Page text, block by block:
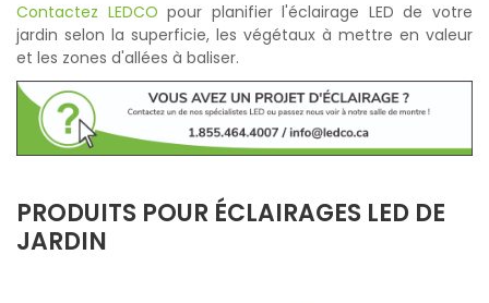
Contactez LEDCO pour planifier l'éclairage LED de votre
jardin selon la superficie, les végétaux à mettre en valeur
et les zones d'allées à baliser.
PRODUITS POUR ÉCLAIRAGES LED DE
JARDIN